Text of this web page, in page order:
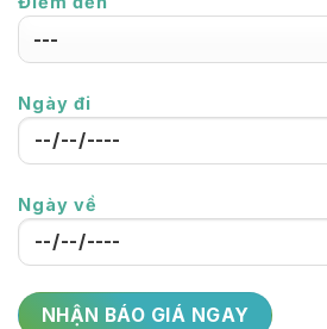
Ngày đi
Ngày về